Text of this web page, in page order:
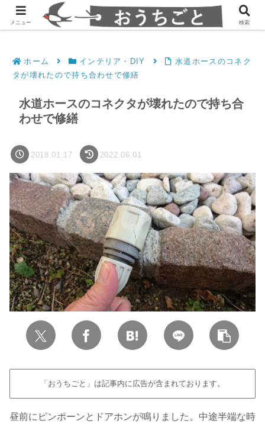
発達障害凸凹夫婦のシンプルすっきり生活
ホーム インテリア・DIY
水道ホースのコネク
タが壊れたので持ち合わせで修繕
水道ホースのコネクタが壊れたので持ち合
わせで修繕
2018.01.17 2022.06.01
「おうちごと」は記事内に広告が含まれております。
昼前にピンポーンとドアホンが鳴りました。中途半端な時
メニュー 検索